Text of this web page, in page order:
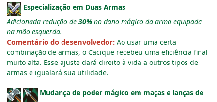
Especialização em Duas Armas
Adicionada redução de 30% no dano mágico da arma equipada
na mão esquerda.
Comentário do desenvolvedor: Ao usar uma certa
combinação de armas, o Cacique recebeu uma eficiência final
muito alta. Esse ajuste dará direito à vida a outros tipos de
armas e igualará sua utilidade.
Mudança de poder mágico em maças e lanças de